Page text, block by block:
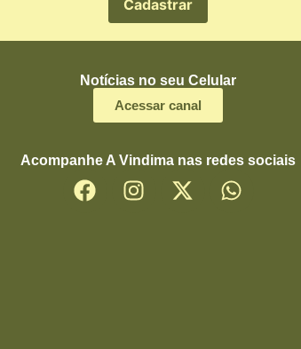
Notícias no seu Celular
Acessar canal
Acompanhe A Vindima nas redes sociais